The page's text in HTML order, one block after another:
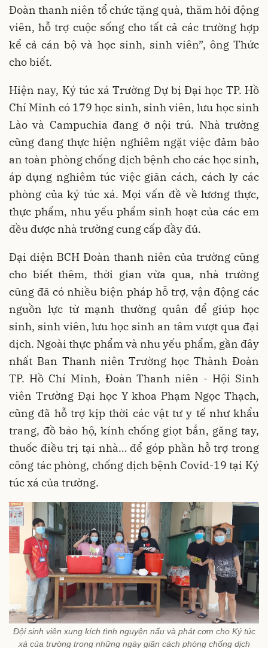
Đoàn thanh niên tổ chức tặng quà, thăm hỏi động
viên, hỗ trợ cuộc sống cho tất cả các trường hợp
kể cả cán bộ và học sinh, sinh viên”, ông Thức
cho biết.
Hiện nay, Ký túc xá Trường Dự bị Đại học TP. Hồ
Chí Minh có 179 học sinh, sinh viên, lưu học sinh
Lào và Campuchia đang ở nội trú. Nhà trường
cũng đang thực hiện nghiêm ngặt việc đảm bảo
an toàn phòng chống dịch bệnh cho các học sinh,
áp dụng nghiêm túc việc giãn cách, cách ly các
phòng của ký túc xá. Mọi vấn đề về lương thực,
thực phẩm, nhu yếu phẩm sinh hoạt của các em
đều được nhà trường cung cấp đầy đủ.
Đại diện BCH Đoàn thanh niên của trường cũng
cho biết thêm, thời gian vừa qua, nhà trường
cũng đã có nhiều biện pháp hỗ trợ, vận động các
nguồn lực từ mạnh thường quân để giúp học
sinh, sinh viên, lưu học sinh an tâm vượt qua đại
dịch. Ngoài thực phẩm và nhu yếu phẩm, gần đây
nhất Ban Thanh niên Trường học Thành Đoàn
TP. Hồ Chí Minh, Đoàn Thanh niên - Hội Sinh
viên Trường Đại học Y khoa Phạm Ngọc Thạch,
cũng đã hỗ trợ kịp thời các vật tư y tế như khẩu
trang, đồ bảo hộ, kính chống giọt bắn, găng tay,
thuốc điều trị tại nhà… để góp phần hỗ trợ trong
công tác phòng, chống dịch bệnh Covid-19 tại Ký
túc xá của trường.
Đội sinh viên xung kích tình nguyện nấu và phát cơm cho Ký túc
xá của trường trong những ngày giãn cách phòng chống dịch